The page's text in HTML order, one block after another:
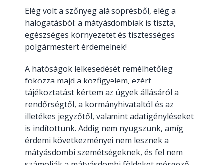
Elég volt a szőnyeg alá söprésből, elég a
halogatásból: a mátyásdombiak is tiszta,
egészséges környezetet és tisztességes
polgármestert érdemelnek!
A hatóságok lelkesedését remélhetőleg
fokozza majd a közfigyelem, ezért
tájékoztatást kértem az ügyek állásáról a
rendőrségtől, a kormányhivataltól és az
illetékes jegyzőtől, valamint adatigényléseket
is indítottunk. Addig nem nyugszunk, amíg
érdemi következményei nem lesznek a
mátyásdombi szemétségeknek, és fel nem